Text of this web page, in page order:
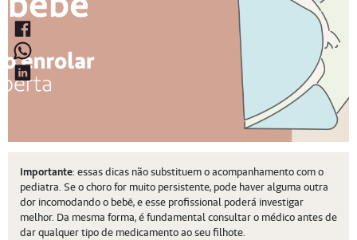
Importante: essas dicas não substituem o acompanhamento com o
pediatra. Se o choro for muito persistente, pode haver alguma outra
dor incomodando o bebê, e esse profissional poderá investigar
melhor. Da mesma forma, é fundamental consultar o médico antes de
dar qualquer tipo de medicamento ao seu filhote.